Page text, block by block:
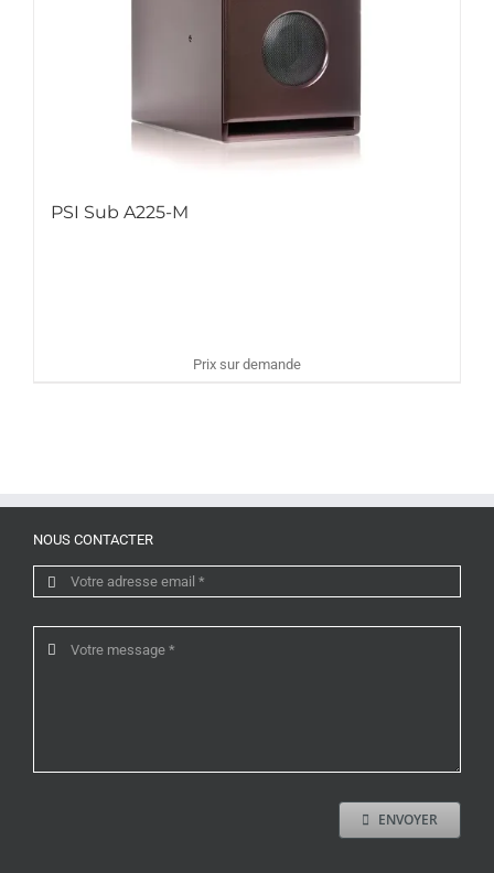
PSI Sub A225-M
Prix sur demande
NOUS CONTACTER
ENVOYER